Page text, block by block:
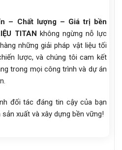
– Chất lượng – Giá trị bền
TITAN không ngừng nỗ lực
những giải pháp vật liệu tối
lược, và chúng tôi cam kết
trong mọi công trình và dự án
đối tác đáng tin cậy của bạn
xuất và xây dựng bền vững!